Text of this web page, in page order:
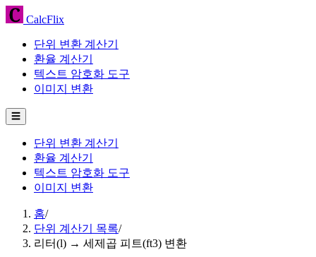
CalcFlix
단위 변환 계산기
환율 계산기
텍스트 암호화 도구
이미지 변환
☰
단위 변환 계산기
환율 계산기
텍스트 암호화 도구
이미지 변환
홈/
단위 계산기 목록/
리터(l) → 세제곱 피트(ft3) 변환